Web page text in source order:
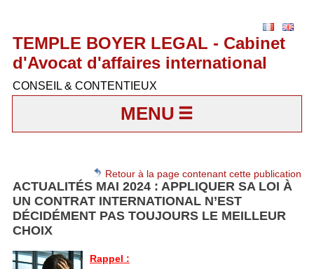
TEMPLE BOYER LEGAL - Cabinet
d'Avocat d'affaires international
CONSEIL & CONTENTIEUX
MENU
Retour à la page contenant cette publication
ACTUALITÉS MAI 2024 : APPLIQUER SA LOI À
UN CONTRAT INTERNATIONAL N’EST
DÉCIDÉMENT PAS TOUJOURS LE MEILLEUR
CHOIX
Rappel :